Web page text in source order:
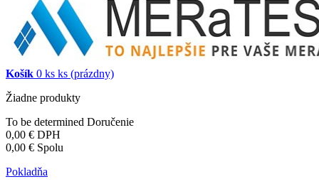
Košík 0 ks ks (prázdny)
Žiadne produkty
To be determined Doručenie
0,00 € DPH
0,00 € Spolu
Pokladňa